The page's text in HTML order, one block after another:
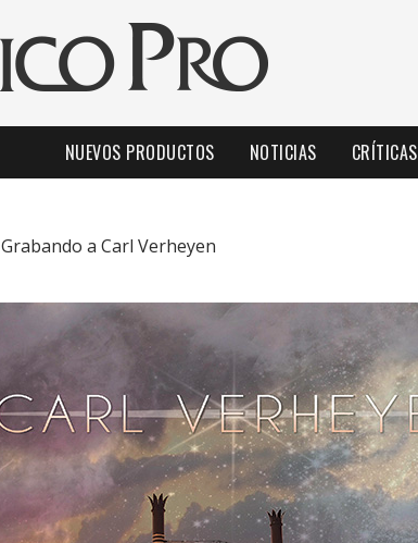
NUEVOS PRODUCTOS NOTICIAS CRÍTICAS
Grabando a Carl Verheyen